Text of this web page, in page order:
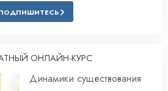
ОНЛАЙН-КУРС
Динамики существования